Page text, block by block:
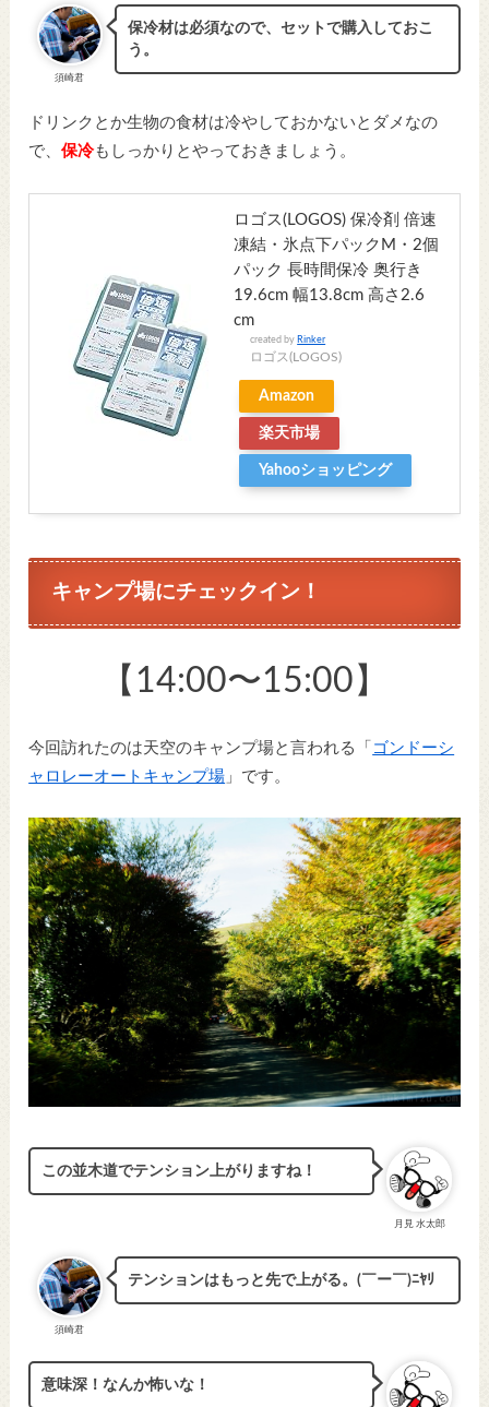
須崎君
保冷材は必須なので、セットで購入しておこ
う。
ドリンクとか生物の食材は冷やしておかないとダメなの
で、保冷もしっかりとやっておきましょう。
ロゴス(LOGOS) 保冷剤 倍速
凍結・氷点下パックM・2個
パック 長時間保冷 奥行き
19.6cm 幅13.8cm 高さ2.6
cm
created by Rinker
ロゴス(LOGOS)
Amazon
楽天市場
Yahooショッピング
キャンプ場にチェックイン！
【14:00〜15:00】
今回訪れたのは天空のキャンプ場と言われる「 ゴンドーシ
ャロレーオートキャンプ場 」です。
月見 水太郎
この並木道でテンション上がりますね！
須崎君
テンションはもっと先で上がる。(￣ー￣)ﾆﾔﾘ
意味深！なんか怖いな！